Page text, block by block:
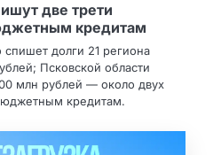
две трети
кредитам
спишет долги 21 региона
Псковской области
млн рублей — около двух
кредитам.